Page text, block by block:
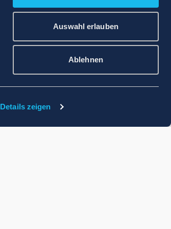
Details zeigen
Auswahl erlauben
Ablehnen